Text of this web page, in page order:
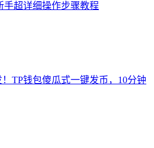
手超详细操作步骤教程
TP钱包傻瓜式一键发币，10分钟